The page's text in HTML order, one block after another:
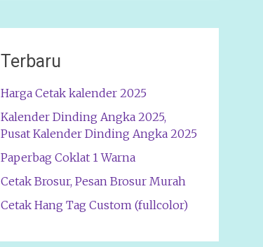
Terbaru
Harga Cetak kalender 2025
Kalender Dinding Angka 2025,
Pusat Kalender Dinding Angka 2025
Paperbag Coklat 1 Warna
Cetak Brosur, Pesan Brosur Murah
Cetak Hang Tag Custom (fullcolor)